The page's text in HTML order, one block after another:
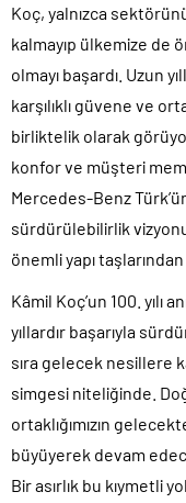
Koç, yalnızca
kalmayıp ülkemize de
olmayı başardı. Uzun
karşılıklı güvene ve
birliktelik olarak
konfor ve müşteri
Mercedes-Benz
sürdürülebilirlik vizyonu
önemli yapı
Kâmil Koç’un 100. yılı
yıllardır başarıyla
sıra gelecek nesillere
simgesi niteliğinde.
ortaklığımızın
büyüyerek devam
Bir asırlık bu kıymetli